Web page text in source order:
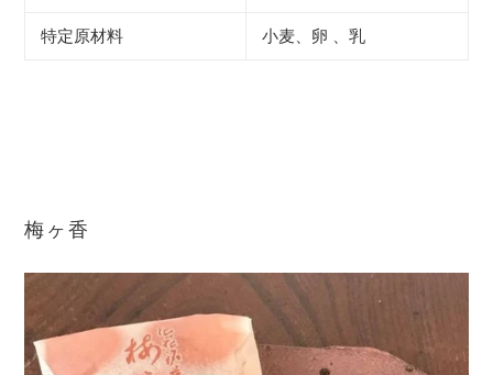
特定原材料 小麦、卵 、乳
梅ヶ香